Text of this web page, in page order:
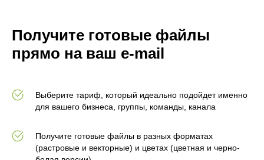
Получите готовые файлы
прямо на ваш e-mail
Выберите тариф, который идеально подойдет именно
для вашего бизнеса, группы, команды, канала
Получите готовые файлы в разных форматах
(растровые и векторные) и цветах (цветная и черно-